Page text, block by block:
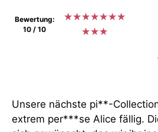
Bewertung:
10 / 10
★★★★★★★
★★★
Unsere nächste pi**-
extrem per***se Alice fällig.